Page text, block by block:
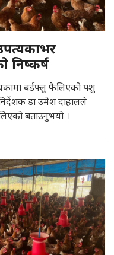
निष्कर्ष
बर्डफ्लु फैलिएको पशु
डा उमेश दाहालले
बताउनुभयो ।